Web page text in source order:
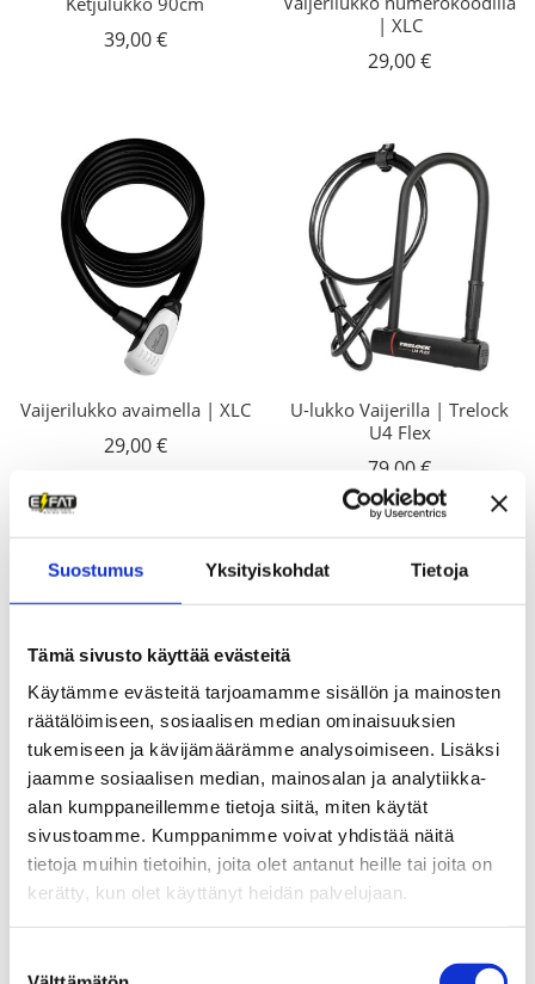
Suostumus Yksityiskohdat Tietoja
Tämä sivusto käyttää evästeitä
Käytämme evästeitä tarjoamamme sisällön ja mainosten
räätälöimiseen, sosiaalisen median ominaisuuksien
tukemiseen ja kävijämäärämme analysoimiseen. Lisäksi
jaamme sosiaalisen median, mainosalan ja analytiikka-
alan kumppaneillemme tietoja siitä, miten käytät
sivustoamme. Kumppanimme voivat yhdistää näitä
tietoja muihin tietoihin, joita olet antanut heille tai joita on
kerätty, kun olet käyttänyt heidän palvelujaan.
39,00€
| XLC
29,00€
Vaijerilukko avaimella | XLC
29,00€
U-lukko Vaijerilla | Trelock
U4 Flex
79,00€
U-Lukko numerokoodilla +
10mm vaijeri Zefal
59,00 €
Pumput